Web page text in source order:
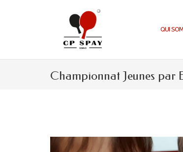
QUI
Championnat Jeunes par